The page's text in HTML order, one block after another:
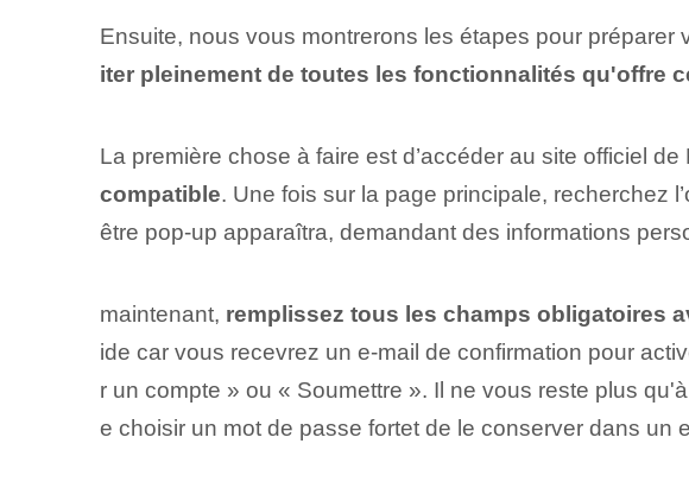
Ensuite, nous vous montrerons les étapes pour préparer
iter pleinement de toutes les fonctionnalités qu'offre
La première chose à faire est d’accéder au site officiel de
compatible. Une fois sur la page principale, recherchez
être pop-up apparaîtra, demandant des informations
maintenant, remplissez tous les champs obligatoires⁤
ide car vous recevrez un e-mail de confirmation pour
r⁤ un compte » ou⁤ « Soumettre ». Il ne vous reste plus
e choisir un mot de passe fort⁤et de le conserver dans un